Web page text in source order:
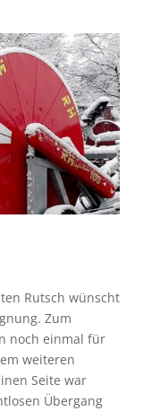
Rutsch wünscht
Zum
noch einmal für
weiteren
Seite war
Übergang